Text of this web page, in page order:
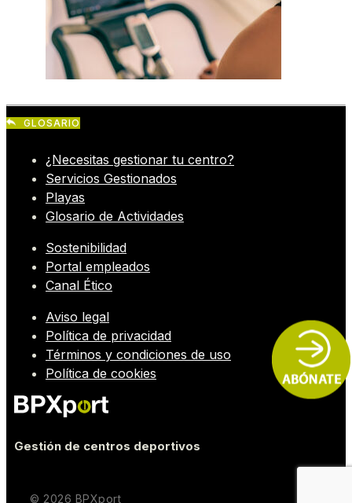
GLOSARIO
¿Necesitas gestionar tu centro?
Servicios Gestionados
Playas
Glosario de Actividades
Sostenibilidad
Portal empleados
Canal Ético
Aviso legal
Política de privacidad
Términos y condiciones de uso
Política de cookies
Gestión de centros deportivos
© 2026 BPXport